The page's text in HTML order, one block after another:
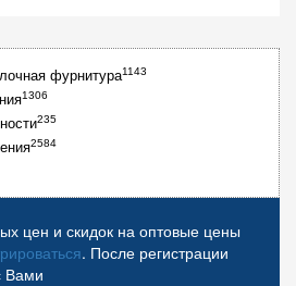
фурнитура1143
1306
235
2584
цен и скидок на оптовые цены
. После регистрации
Вами